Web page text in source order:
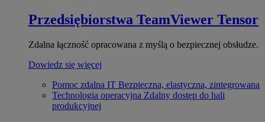
Przedsiębiorstwa TeamViewer Tensor
Zdalna łączność opracowana z myślą o bezpiecznej obsłudze.
Dowiedz się więcej
Pomoc zdalna IT Bezpieczna, elastyczna, zintegrowana
Technologia operacyjna Zdalny dostęp do hali
produkcyjnej